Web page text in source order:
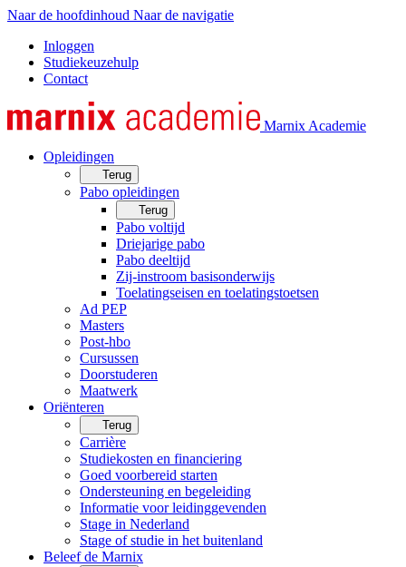
Naar de hoofdinhoud Naar de navigatie
Inloggen
Studiekeuzehulp
Contact
Marnix Academie
Opleidingen
Terug
Pabo opleidingen
Terug
Pabo voltijd
Driejarige pabo
Pabo deeltijd
Zij-instroom basisonderwijs
Toelatingseisen en toelatingstoetsen
Ad PEP
Masters
Post-hbo
Cursussen
Doorstuderen
Maatwerk
Oriënteren
Terug
Carrière
Studiekosten en financiering
Goed voorbereid starten
Ondersteuning en begeleiding
Informatie voor leidinggevenden
Stage in Nederland
Stage of studie in het buitenland
Beleef de Marnix